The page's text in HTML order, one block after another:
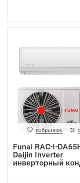
избранное
Funai RAC-I-
Daijin Inverter
инверторный